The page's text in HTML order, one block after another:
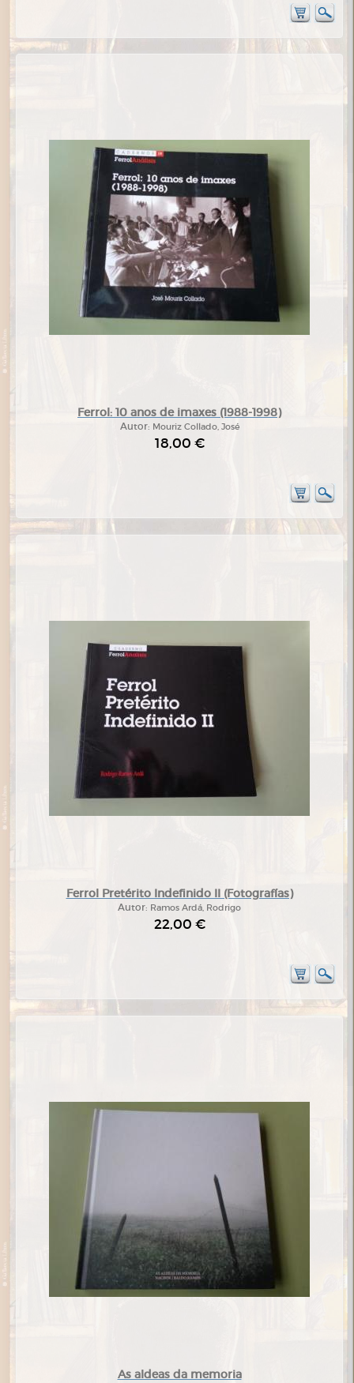
Ferrol: 10 anos de imaxes (1988-1998)
Autor: Mouriz Collado, José
18,00 €
Ferrol Pretérito Indefinido II (Fotografías)
Autor: Ramos Ardá, Rodrigo
22,00 €
As aldeas da memoria